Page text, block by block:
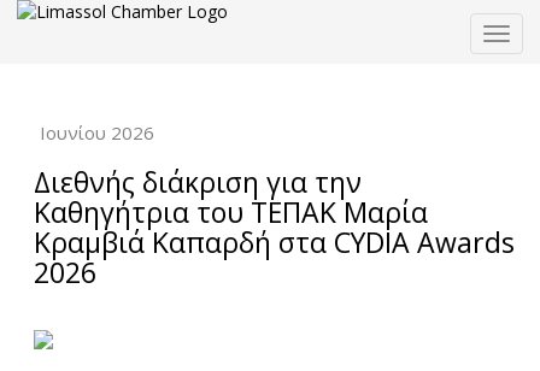
Ιουνίου 2026
Διεθνής διάκριση για την
Καθηγήτρια του ΤΕΠΑΚ Μαρία
Κραμβιά Καπαρδή στα CYDIA Awards
2026